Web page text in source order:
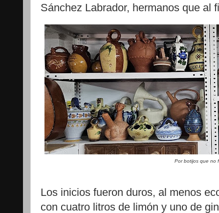
Sánchez Labrador, hermanos que al
Por botijos que no
Los inicios fueron duros, al menos
con cuatro litros de limón y uno de